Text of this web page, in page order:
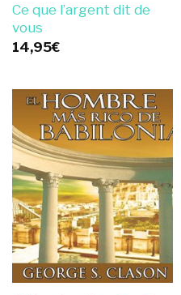
Ce que l’argent dit de
vous
14,95€